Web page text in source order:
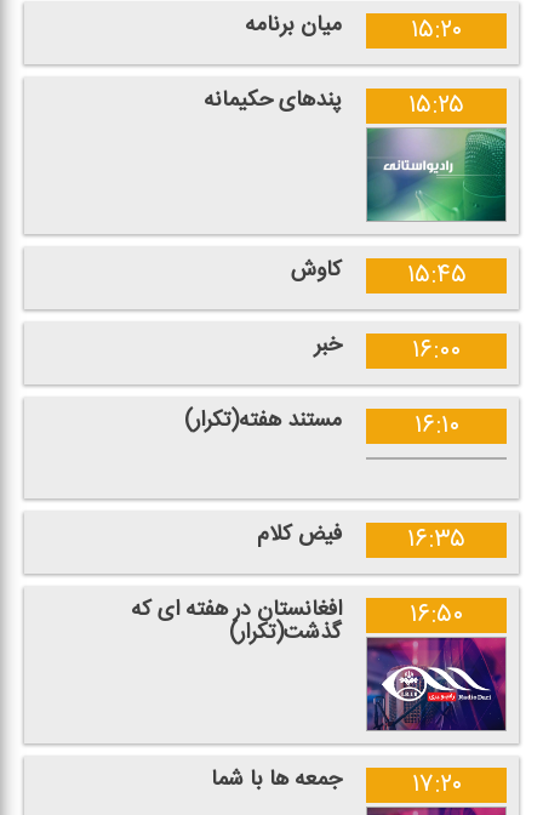
۱۵:۲۰ میان برنامه
۱۵:۲۵ پندهای حكیمانه
۱۵:۴۵ كاوش
۱۶:۰۰ خبر
۱۶:۱۰ مستند هفته(تكرار)
۱۶:۳۵ فیض كلام
۱۶:۵۰ افغانستان در هفته ای كه
گذشت(تكرار)
۱۷:۲۰ جمعه ها با شما